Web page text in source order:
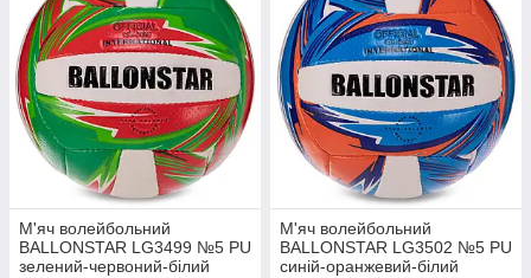
М'яч волейбольний
BALLONSTAR LG3499 №5 PU
зелений-червоний-білий
М'яч волейбольний
BALLONSTAR LG3502 №5 PU
синій-оранжевий-білий